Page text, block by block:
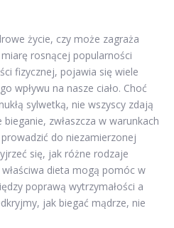
życie, czy może zagraża
rosnącej popularności
fizycznej, pojawia się wiele
wpływu na nasze ciało. Choć
sylwetką, nie wszyscy zdają
zwłaszcza w warunkach
do niezamierzonej
się, jak różne rodzaje
dieta mogą pomóc w
poprawą wytrzymałości a
jak biegać mądrze, nie